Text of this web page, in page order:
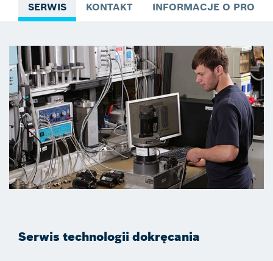
SERWIS KONTAKT INFORMACJE O
Serwis technologii dokręcania